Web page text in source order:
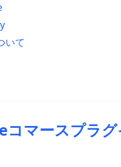
いて
マースプラ